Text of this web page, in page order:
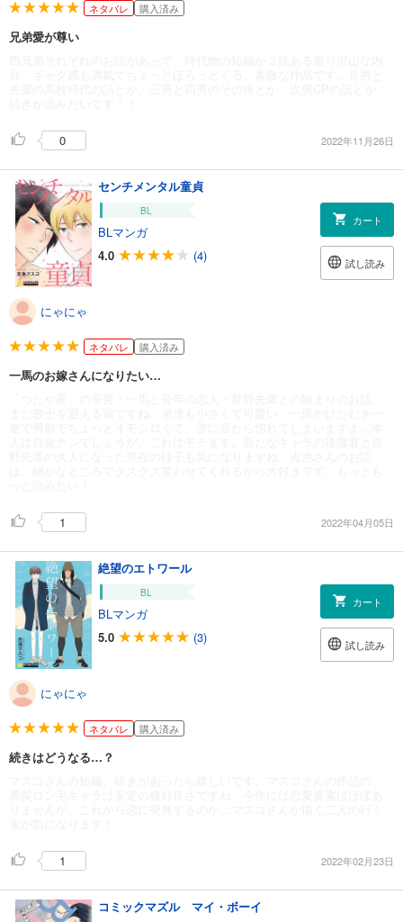
ネタバレ 購入済み
兄弟愛が尊い
0 2022年11月26日
センチメンタル童貞
BL
BLマンガ
4.0
(4)
カート
試し読み
にゃにゃ
ネタバレ 購入済み
一馬のお嫁さんになりたい…
1 2022年04月05日
絶望のエトワール
BL
BLマンガ
5.0
(3)
カート
試し読み
にゃにゃ
ネタバレ 購入済み
続きはどうなる…？
1 2022年02月23日
コミックマズル マイ・ボーイ